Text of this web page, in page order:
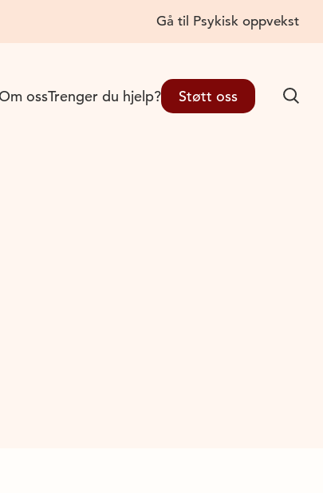
Gå til Psykisk oppvekst
ossTrenger du hjelp? Støtt oss
Lukk